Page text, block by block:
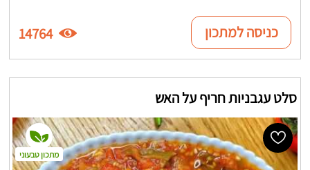
כניסה למתכון 14764
סלט עגבניות חריף על האש
מתכון טבעוני